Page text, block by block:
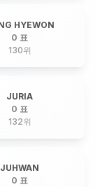
HYEWON
0 표
130위
JURIA
0 표
132위
JUHWAN
0 표